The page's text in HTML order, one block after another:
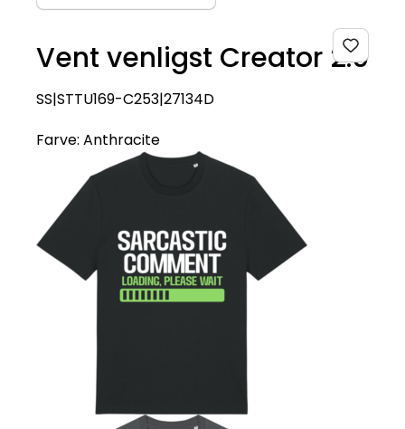
Vent venligst Creator 2.0
SS|STTU169-C253|27134D
Farve: Anthracite